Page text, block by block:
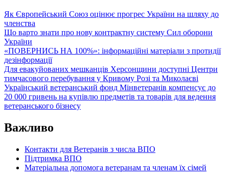
Як Європейський Союз оцінює прогрес України на шляху до
членства
Що варто знати про нову контрактну систему Сил оборони
України
«ПОВЕРНИСЬ НА 100%»: інформаційні матеріали з протидії
дезінформації
Для евакуйованих мешканців Херсонщини доступні Центри
тимчасового перебування у Кривому Розі та Миколаєві
Український ветеранський фонд Мінветеранів компенсує до
20 000 гривень на купівлю предметів та товарів для ведення
ветеранського бізнесу
Важливо
Контакти для Ветеранів з числа ВПО
Підтримка ВПО
Матеріальна допомога ветеранам та членам їх сімей